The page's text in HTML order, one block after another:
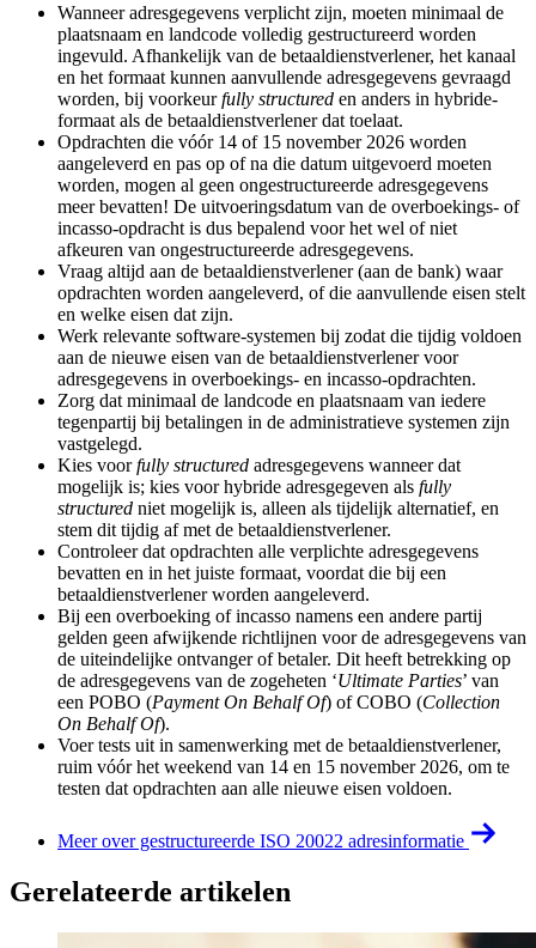
Wanneer adresgegevens verplicht zijn, moeten minimaal de
plaatsnaam en landcode volledig gestructureerd worden
ingevuld. Afhankelijk van de betaaldienstverlener, het kanaal
en het formaat kunnen aanvullende adresgegevens gevraagd
worden, bij voorkeurfully structured en anders in hybride-
formaat als de betaaldienstverlener dat toelaat.
Opdrachten die vóór 14 of 15 november 2026 worden
aangeleverd en pas op of na die datum uitgevoerd moeten
worden, mogen al geen ongestructureerde adresgegevens
meer bevatten! De uitvoeringsdatum van de overboekings- of
incasso-opdracht is dus bepalend voor het wel of niet
afkeuren van ongestructureerde adresgegevens.
Vraag altijd aan de betaaldienstverlener (aan de bank) waar
opdrachten worden aangeleverd, of die aanvullende eisen stelt
en welke eisen dat zijn.
Werk relevante software-systemen bij zodat die tijdig voldoen
aan de nieuwe eisen van de betaaldienstverlener voor
adresgegevens in overboekings- en incasso-opdrachten.
Zorg dat minimaal de landcode en plaatsnaam van iedere
tegenpartij bij betalingen in de administratieve systemen zijn
vastgelegd.
Kies voorfully structured adresgegevens wanneer dat
mogelijk is; kies voor hybride adresgegeven als fully
structured niet mogelijk is, alleen als tijdelijk alternatief, en
stem dit tijdig af met de betaaldienstverlener.
Controleer dat opdrachten alle verplichte adresgegevens
bevatten en in het juiste formaat, voordat die bij een
betaaldienstverlener worden aangeleverd.
Bij een overboeking of incasso namens een andere partij
gelden geen afwijkende richtlijnen voor de adresgegevens van
de uiteindelijke ontvanger of betaler. Dit heeft betrekking op
de adresgegevens van de zogeheten ‘Ultimate Parties’ van
een POBO (Payment On Behalf Of) of COBO (Collection
On Behalf Of).
Voer tests uit in samenwerking met de betaaldienstverlener,
ruim vóór het weekend van 14 en 15 november 2026, om te
testen dat opdrachten aan alle nieuwe eisen voldoen.
Meer over gestructureerde ISO 20022 adresinformatie
Gerelateerde artikelen